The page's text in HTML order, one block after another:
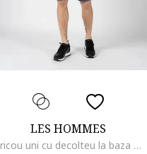
LES HOMMES
Tricou uni cu decolteu la baza gatului,